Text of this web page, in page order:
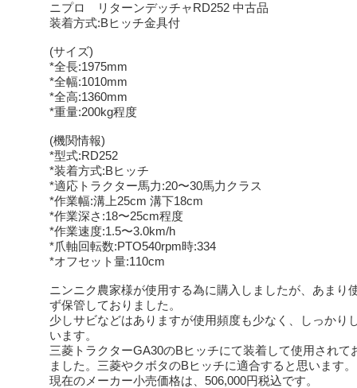
ニプロ リターンデッチャRD252 中古品
装着方式:Bヒッチ金具付
(サイズ)
*全長:1975mm
*全幅:1010mm
*全高:1360mm
*重量:200kg程度
(機関情報)
*型式:RD252
*装着方式:Bヒッチ
*適応トラクター馬力:20〜30馬力クラス
*作業幅:溝上25cm 溝下18cm
*作業深さ:18〜25cm程度
*作業速度:1.5〜3.0km/h
*爪軸回転数:PTO540rpm時:334
*オフセット量:110cm
ニンニク農家様が使用する為に購入しましたが、あまり
ず保管しておりました。
少しサビなどはありますが使用頻度も少なく、しっかり
います。
三菱トラクターGA30のBヒッチにて装着して使用されて
ました。三菱やクボタのBヒッチに適合すると思います。
現在のメーカー小売価格は、506,000円税込です。